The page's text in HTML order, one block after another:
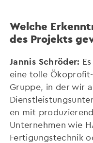
Welche
des Projekts
Jannis Schröder:
eine tolle Ökoprofit-
Gruppe, in der wir
en mit
Unternehmen wie
Fertigungstechnik